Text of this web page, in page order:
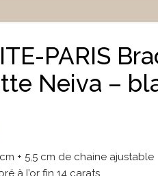
PARIS
Neiva –
cm + 5,5 cm de chaine ajustable
à l’or fin 14 carats